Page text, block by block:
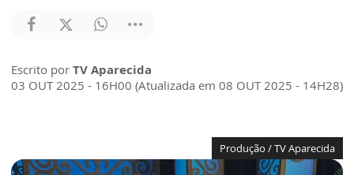
Escrito por TV Aparecida
03 OUT 2025 - 16H00 (Atualizada em 08 OUT 2025 - 14H28)
Produção / TV Aparecida